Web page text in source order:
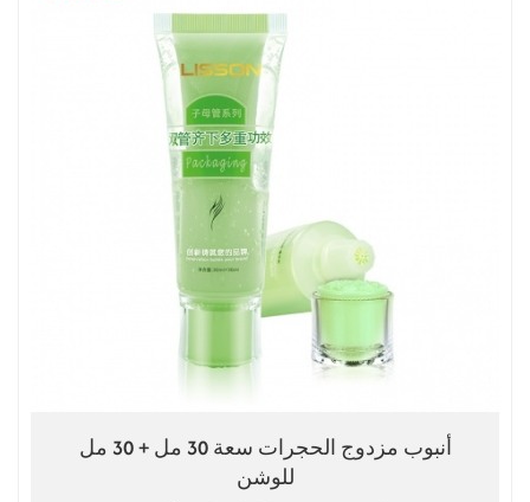
أنبوب مزدوج الحجرات سعة 30 مل + 30 مل
للوشن